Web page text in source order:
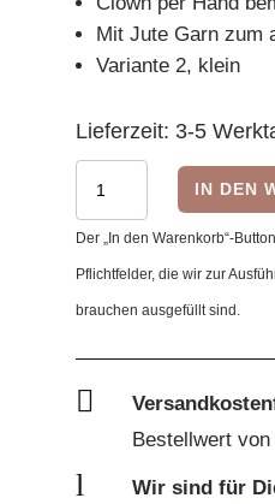
Mit Jute Garn zum
Variante 2, klein
Lieferzeit: 3-5
Variante
2
-
klein,
bunt
Menge
IN DEN
Der „In den Warenkorb“-
Pflichtfelder, die wir zur
brauchen ausgefüllt sind.

Bestellwert
l Wir sind für